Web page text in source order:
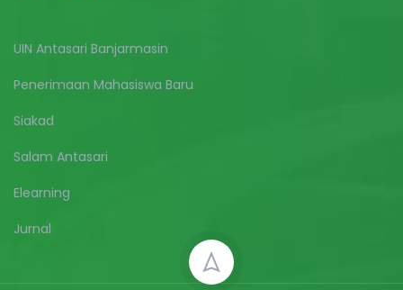
UIN Antasari Banjarmasin
Penerimaan Mahasiswa Baru
Siakad
Salam Antasari
Elearning
Jurnal